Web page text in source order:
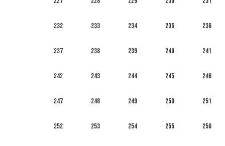
232 233 234 235 236
237 238 239 240 241
242 243 244 245 246
247 248 249 250 251
252 253 254 255 256